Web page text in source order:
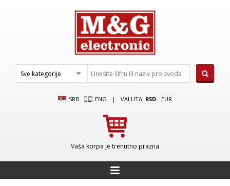
SRB ENG | VALUTA: RSD - EUR
Vaša korpa je trenutno prazna